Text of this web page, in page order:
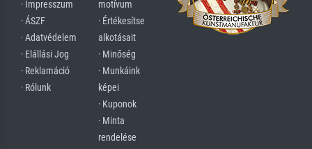
· Impresszum
· ÁSZF
· Adatvédelem
· Elállási Jog
· Reklamáció
· Rólunk
motívum
· Értékesítse
alkotásait
· Minőség
· Munkáink
képei
· Kuponok
· Minta
rendelése